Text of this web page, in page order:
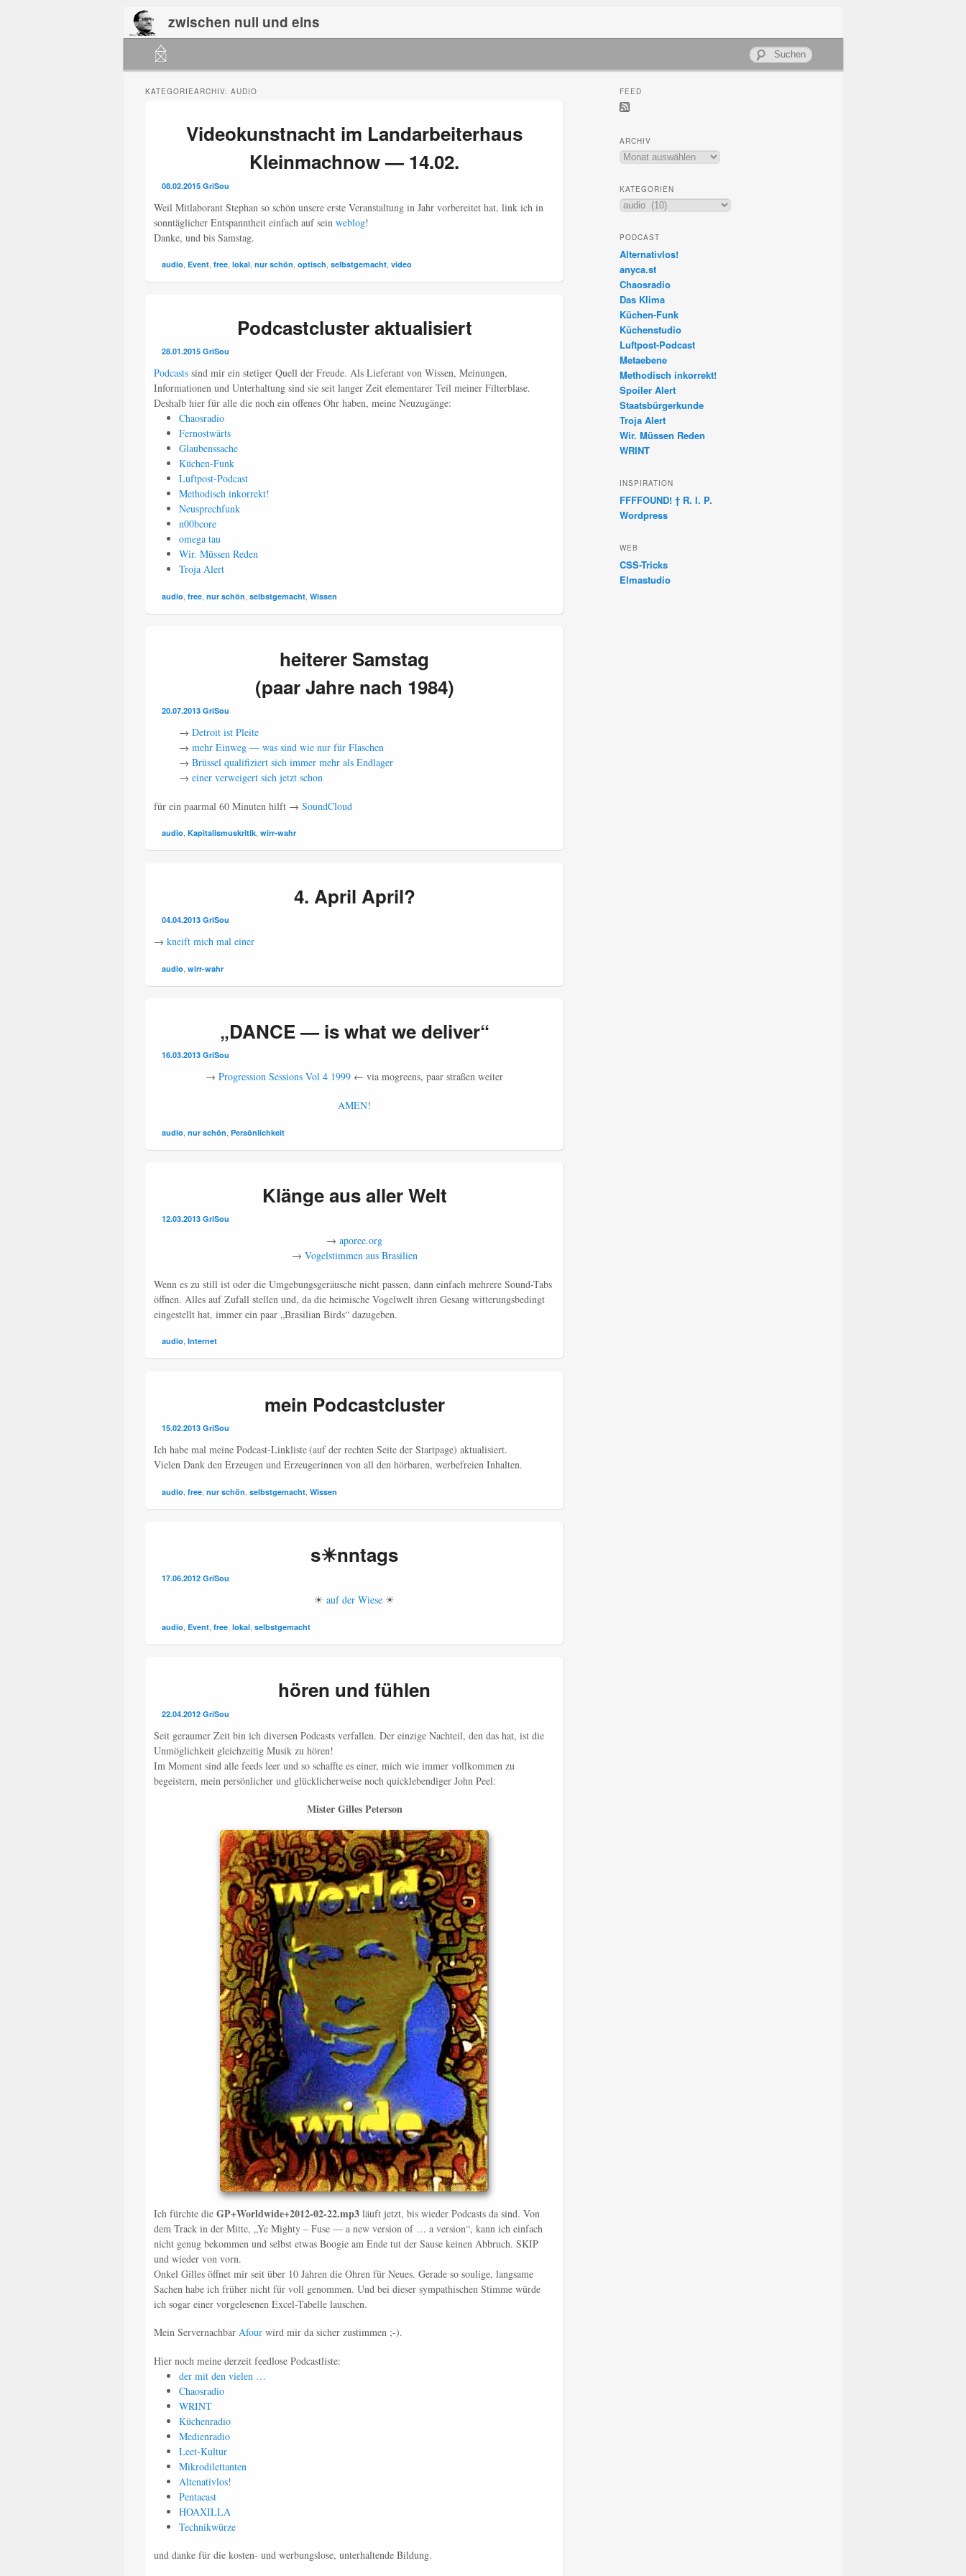
zwischen null und eins
Hauptmenü
Zum
primären
Zum
sekundären
Suchen
KATEGORIEARCHIV: AUDIO
Videokunstnacht im Landarbeiterhaus
Kleinmachnow — 14.02.
08.02.2015 GriSou
Weil Mitlaborant Stephan so schön unsere erste Veranstaltung in Jahr vorbereitet hat, link ich in
sonntäglicher Entspanntheit einfach auf sein weblog!
Danke, und bis Samstag.
audio, Event, free, lokal, nur schön, optisch, selbstgemacht, video
Podcastcluster aktualisiert
28.01.2015 GriSou
Podcasts sind mir ein stetiger Quell der Freude. Als Lieferant von Wissen, Meinungen,
Informationen und Unterhaltung sind sie seit langer Zeit elementarer Teil meiner Filterblase.
Deshalb hier für alle die noch ein offenes Ohr haben, meine Neuzugänge:
Chaosradio
Fernostwärts
Glaubenssache
Küchen-Funk
Luftpost-Podcast
Methodisch inkorrekt!
Neusprechfunk
n00bcore
omega tau
Wir. Müssen Reden
Troja Alert
audio free nur schön selbstgemacht Wissen
heiterer Samstag
(paar Jahre nach 1984)
20.07.2013 GriSou
→ Detroit ist Pleite
→ mehr Einweg — was sind wie nur für Flaschen
→ Brüssel qualifiziert sich immer mehr als Endlager
→ einer verweigert sich jetzt schon
für ein paarmal 60 Minuten hilft → SoundCloud
audio, Kapitalismuskritik, wirr-wahr
4. April April?
04.04.2013 GriSou
→ kneift mich mal einer
audio wirr-wahr
„DANCE — is what we deliver“
16.03.2013 GriSou
→ Progression Sessions Vol 4 1999 ← via mogreens, paar straßen weiter
AMEN!
audio nur schön Persönlichkeit
Klänge aus aller Welt
12.03.2013 GriSou
→ aporee.org
→ Vogelstimmen aus Brasilien
Wenn es zu still ist oder die Umgebungsgeräusche nicht passen, dann einfach mehrere Sound-Tabs
öffnen. Alles auf Zufall stellen und, da die heimische Vogelwelt ihren Gesang witterungsbedingt
eingestellt hat, immer ein paar „Brasilian Birds“ dazugeben.
audio, Internet
mein Podcastcluster
15.02.2013 GriSou
Ich habe mal meine Podcast-Linkliste (auf der rechten Seite der Startpage) aktualisiert.
Vielen Dank den Erzeugen und Erzeugerinnen von all den hörbaren, werbefreien Inhalten.
audio free nur schön selbstgemacht Wissen
s☀nntags
17.06.2012 GriSou
☀ auf der Wiese ☀
audio Event free lokal selbstgemacht
hören und fühlen
22.04.2012 GriSou
Seit geraumer Zeit bin ich diversen Podcasts verfallen. Der einzige Nachteil, den das hat, ist die
Unmöglichkeit gleichzeitig Musik zu hören!
Im Moment sind alle feeds leer und so schaffte es einer, mich wie immer vollkommen zu
begeistern, mein persönlicher und glücklicherweise noch quicklebendiger John Peel:
Mister Gilles Peterson
Ich fürchte die GP+Worldwide+2012-02-22.mp3 läuft jetzt, bis wieder Podcasts da sind. Von
dem Track in der Mitte, „Ye Mighty – Fuse — a new version of … a version“, kann ich einfach
nicht genug bekommen und selbst etwas Boogie am Ende tut der Sause keinen Abbruch. SKIP
und wieder von vorn.
Onkel Gilles öffnet mir seit über 10 Jahren die Ohren für Neues. Gerade so soulige, langsame
Sachen habe ich früher nicht für voll genommen. Und bei dieser sympathischen Stimme würde
ich sogar einer vorgelesenen Excel-Tabelle lauschen.
Mein Servernachbar Afour wird mir da sicher zustimmen ;-).
Hier noch meine derzeit feedlose Podcastliste:
der mit den vielen …
Chaosradio
WRINT
Küchenradio
Medienradio
Leet-Kultur
Mikrodilettanten
Altenativlos!
Pentacast
HOAXILLA
Technikwürze
und danke für die kosten- und werbungslose, unterhaltende Bildung.
FEED
ARCHIV
Archiv
KATEGORIEN
Kategorien
PODCAST
Alternativlos!
anyca.st
Chaosradio
Das Klima
Küchen-Funk
Küchenstudio
Luftpost-Podcast
Metaebene
Methodisch inkorrekt!
Spoiler Alert
Staatsbürgerkunde
Troja Alert
Wir. Müssen Reden
WRINT
INSPIRATION
FFFFOUND! † R. I. P.
Wordpress
WEB
CSS-Tricks
Elmastudio